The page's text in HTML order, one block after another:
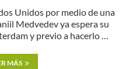
Unidos por medio de una
Medvedev ya espera su
y previo a hacerlo …
MÁS